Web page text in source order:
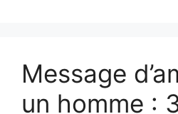
Message
un homme :